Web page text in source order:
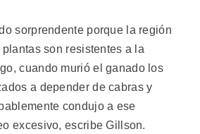
sorprendente porque la región
son resistentes a la
cuando murió el ganado los
a depender de cabras y
condujo a ese
excesivo, escribe Gillson.